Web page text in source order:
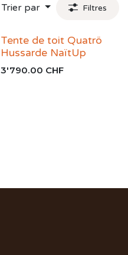
Trier par Filtres
Tente de toit Quatrö
Hussarde NaïtUp
3'790.00 CHF